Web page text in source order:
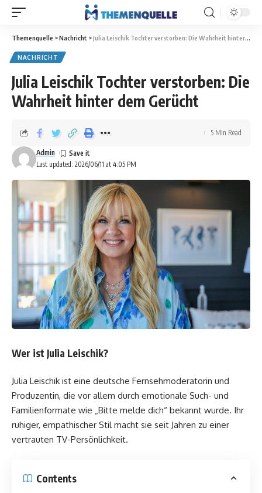
Themenquelle >Nachricht >Julia Leischik Tochter verstorben: Die Wahrheit hinter dem Gerücht
NACHRICHT
Julia Leischik Tochter verstorben: Die
Wahrheit hinter dem Gerücht
Last updated: 2026/06/11 at 4:05 PM
Admin
5 Min Read
Wer ist Julia Leischik?
Julia Leischik ist eine deutsche Fernsehmoderatorin und
Produzentin, die vor allem durch emotionale Such- und
Familienformate wie „Bitte melde dich“ bekannt wurde. Ihr
ruhiger, empathischer Stil macht sie seit Jahren zu einer
vertrauten TV-Persönlichkeit.
Contents